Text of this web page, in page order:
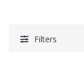
Filters